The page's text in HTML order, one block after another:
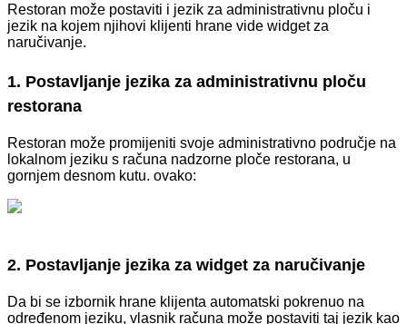
Restoran može postaviti i jezik za administrativnu ploču i
jezik na kojem njihovi klijenti hrane vide widget za
naručivanje.
1. Postavljanje jezika za administrativnu ploču
restorana
Restoran može promijeniti svoje administrativno područje na
lokalnom jeziku s računa nadzorne ploče restorana, u
gornjem desnom kutu. ovako:
2. Postavljanje jezika za widget za naručivanje
Da bi se izbornik hrane klijenta automatski pokrenuo na
određenom jeziku, vlasnik računa može postaviti taj jezik kao